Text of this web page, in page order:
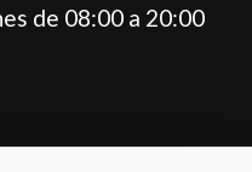
de 08:00 a 20:00